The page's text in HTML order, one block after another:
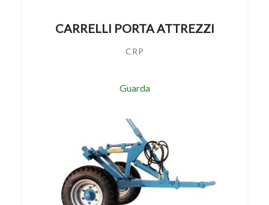
CARRELLI PORTA ATTREZZI
CRP
Guarda